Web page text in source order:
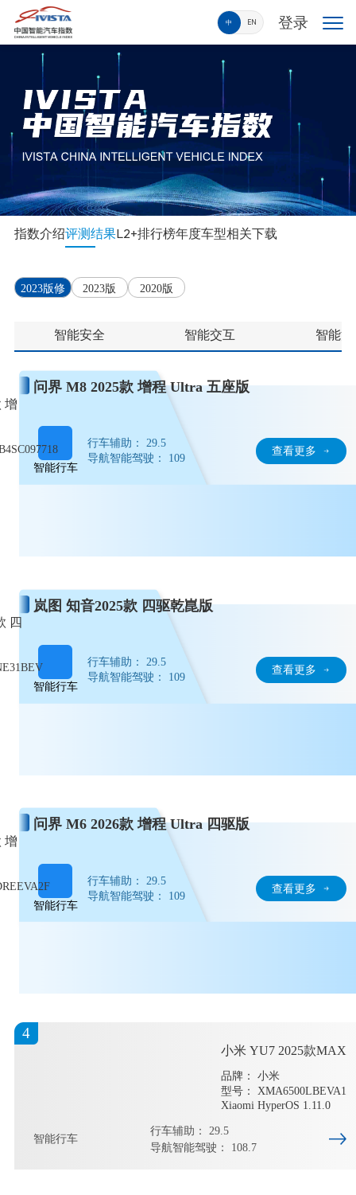
中 EN 登录
指数介绍评测结果L2+排行榜年度车型相关下载
2023版修
2023版 2020版
智能安全 智能交互 智能
问界 M8 2025款 增程 Ultra 五座版
增
智能行车
行车辅助： 29.5
导航智能驾驶： 109
查看更多
岚图 知音2025款 四驱乾崑版
四
智能行车
行车辅助： 29.5
导航智能驾驶： 109
查看更多
问界 M6 2026款 增程 Ultra 四驱版
增
智能行车
行车辅助： 29.5
导航智能驾驶： 109
查看更多
4
小米 YU7 2025款MAX
品牌： 小米
型号： XMA6500LBEVA1
Xiaomi HyperOS 1.11.0
智能行车
行车辅助： 29.5
导航智能驾驶： 108.7